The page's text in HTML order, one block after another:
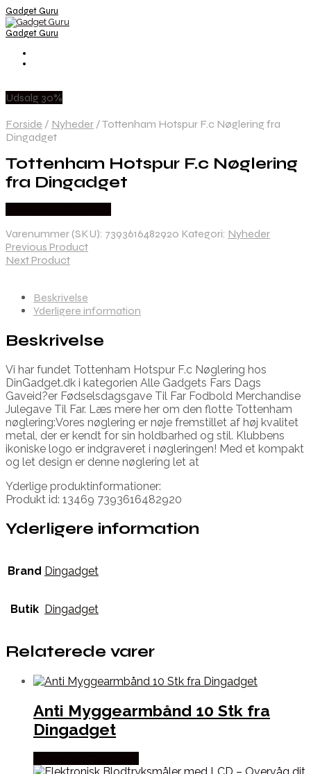
Gadget Guru
Gadget Guru
Udsalg 30%
Forside / Nyheder /Tottenham Hotspur F.c Nøglering fra
Dingadget
Tottenham Hotspur F.c Nøglering
fra Dingadget
Varenummer (SKU): 7393616482920 Kategori: Nyheder
Previous Product
Next Product
Beskrivelse
Yderligere information
Beskrivelse
Vi har fundet Tottenham Hotspur F.c Nøglering hos
DinGadget.dk i kategorien Alle Gadgets Fars Dags
Gaveid?er Fødselsdagsgave Til Far Fodbold Merchandise
Julegave Til Far. Læs mere her om den flotte Tottenham
nøglering:Vores nøglering er nøje fremstillet af høj kvalitet
metal, der er kendt for sin holdbarhed og stil. Klubbens
ikoniske logo er indgraveret i nøgleringen! Med et kompakt
og let design er denne nøglering let at
Yderlige produktinformationer:
Produkt id: 13469 7393616482920
Yderligere information
Brand Dingadget
Butik Dingadget
Relaterede varer
Anti Myggearmbånd 10 Stk fra
Dingadget